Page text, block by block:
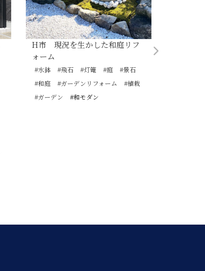
H市 現況を生かした和庭リフ
ォーム
#水鉢 #飛石 #灯篭 #庭
#景石
#和庭
#ガーデンリフォーム
#植栽
#ガーデン
#和モダン